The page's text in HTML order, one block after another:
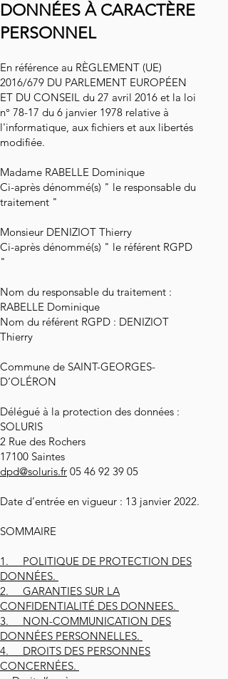
DONNÉES À CARACTÈRE
PERSONNEL
En référence au RÈGLEMENT (UE)
2016/679 DU PARLEMENT EUROPÉEN
ET DU CONSEIL du 27 avril 2016 et la loi
n° 78-17 du 6 janvier 1978 relative à
l'informatique, aux fichiers et aux libertés
modifiée.
Madame RABELLE Dominique
Ci-après dénommé(s) " le responsable du
traitement "
Monsieur DENIZIOT Thierry
Ci-après dénommé(s) " le référent RGPD
"
Nom du responsable du traitement :
RABELLE Dominique
Nom du référent RGPD : DENIZIOT
Thierry
Commune de SAINT-GEORGES-
D’OLÉRON
Délégué à la protection des données :
SOLURIS
2 Rue des Rochers
17100 Saintes
dpd@soluris.fr 05 46 92 39 05
Date d’entrée en vigueur : 13 janvier 2022.
SOMMAIRE
1. POLITIQUE DE PROTECTION DES
DONNÉES.
2. GARANTIES SUR LA
CONFIDENTIALITÉ DES DONNEES.
3. NON-COMMUNICATION DES
DONNÉES PERSONNELLES.
4. DROITS DES PERSONNES
CONCERNÉES.